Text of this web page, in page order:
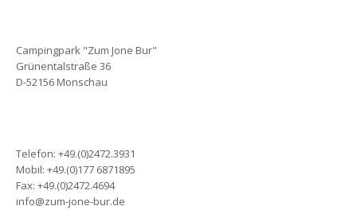
Campingpark "Zum Jone Bur"
Grünentalstraße 36
D-52156 Monschau
Telefon: +49.(0)2472.3931
Mobil: +49.(0)177 6871895
Fax: +49.(0)2472.4694
info@zum-jone-bur.de